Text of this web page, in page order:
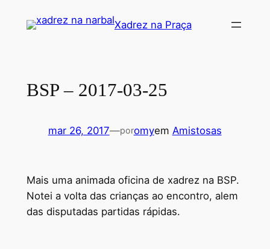
Xadrez na Praça
BSP – 2017-03-25
mar 26, 2017—poromyem Amistosas
Mais uma animada oficina de xadrez na BSP.
Notei a volta das crianças ao encontro, alem
das disputadas partidas rápidas.